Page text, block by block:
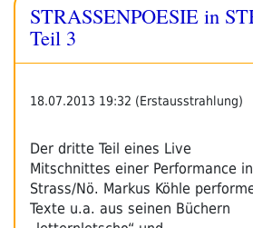
STRASSENPOESIE in
Teil 3
18.07.2013 19:32 (Erstausstrahlung)
Der dritte Teil eines Live
Mitschnittes einer Performance in
Strass/Nö. Markus Köhle
Texte u.a. aus seinen Büchern